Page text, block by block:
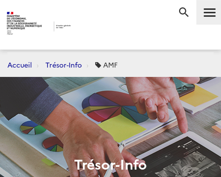
Accueil Trésor-Info AMF
Trésor-Info